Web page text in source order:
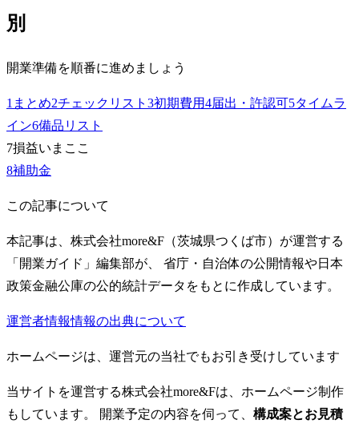
別
開業準備を順番に進めましょう
1 まとめ2チェックリスト 3初期費用4届出・許認可5タイムラ
イン6備品リスト
7損益いまここ
8補助金
この記事について
本記事は、株式会社more&F（茨城県つくば市）が運営する
「開業ガイド」編集部が、 省庁・自治体の公開情報や日本
政策金融公庫の公的統計データをもとに作成しています。
運営者情報情報の出典について
ホームページは、運営元の当社でもお引き受けしています
当サイトを運営する株式会社more&Fは、ホームページ制作
もしています。 開業予定の内容を伺って、 構成案とお見積